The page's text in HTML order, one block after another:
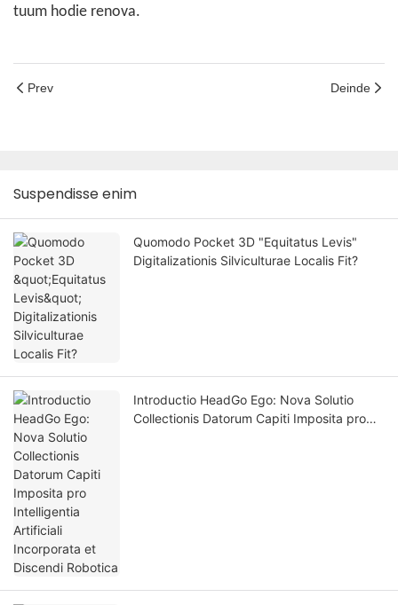
tuum hodie renova.
Prev Deinde
Suspendisse enim
Quomodo Pocket 3D "Equitatus Levis"
Digitalizationis Silviculturae Localis Fit?
Introductio HeadGo Ego: Nova Solutio
Collectionis Datorum Capiti Imposita pro